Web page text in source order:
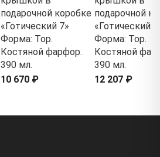
подарочной коробке
«Готический 7»
Форма: Тор.
Костяной фарфор.
390 мл.
10 670 ₽
подарочной
«Готический
Форма: Тор.
Костяной
390 мл.
12 207 ₽